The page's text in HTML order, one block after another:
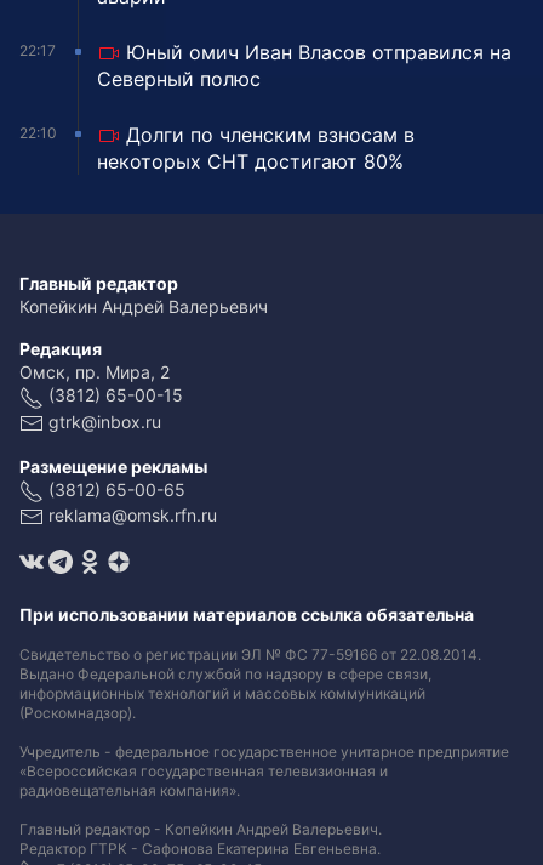
22:17
Юный омич Иван Власов отправился на
Северный полюс
22:10
Долги по членским взносам в
некоторых СНТ достигают 80%
Главный редактор
Копейкин Андрей Валерьевич
Редакция
Омск, пр. Мира, 2
(3812) 65-00-15
gtrk@inbox.ru
Размещение рекламы
(3812) 65-00-65
reklama@omsk.rfn.ru
При использовании материалов ссылка обязательна
Свидетельство о регистрации ЭЛ № ФС 77-59166 от 22.08.2014.
Выдано Федеральной службой по надзору в сфере связи,
информационных технологий и массовых коммуникаций
(Роскомнадзор).
Учредитель - федеральное государственное унитарное предприятие
«Всероссийская государственная телевизионная и
радиовещательная компания».
Главный редактор - Копейкин Андрей Валерьевич.
Редактор ГТРК - Сафонова Екатерина Евгеньевна.